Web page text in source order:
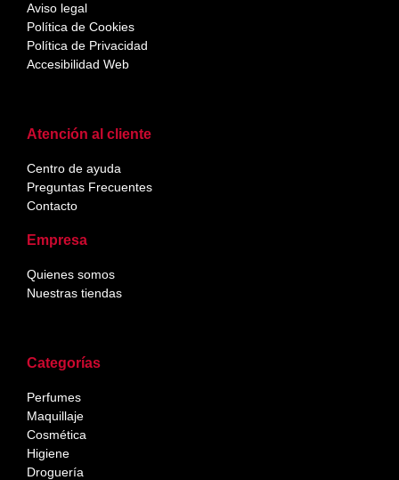
Categorías
Perfumes
Maquillaje
Cosmética
Higiene
Droguería
Atención al cliente
Centro de ayuda
Preguntas Frecuentes
Contacto
Empresa
Quienes somos
Nuestras tiendas
Aviso legal
Política de Cookies
Política de Privacidad
Accesibilidad Web